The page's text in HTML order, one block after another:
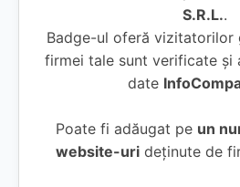
S.R.L..
Badge-ul oferă vizitatorilor
firmei tale sunt verificate și
date
Poate fi adăugat pe un
website-urideținute de